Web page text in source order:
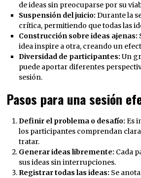
de ideas sin preocuparse por su
Suspensión del juicio: Durante la
crítica, permitiendo que todas las
Construcción sobre ideas ajenas:
idea inspire a otra, creando un
Diversidad de participantes: Un
puede aportar diferentes
sesión.
Pasos para una sesión
Definir el problema o desafío: Es
los participantes comprendan
tratar.
Generar ideas libremente: Cada
sus ideas sin interrupciones.
Registrar todas las ideas: Se